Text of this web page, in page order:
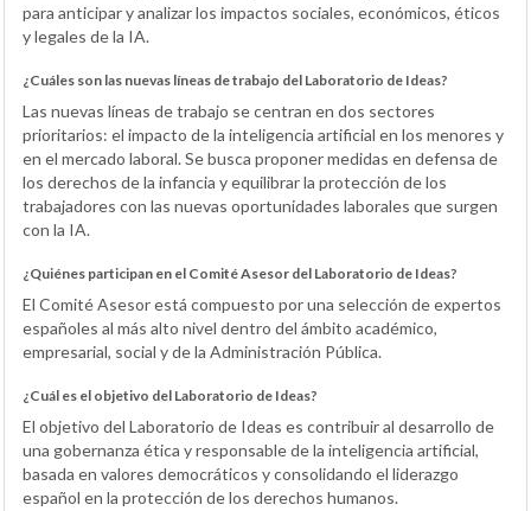
para anticipar y analizar los impactos sociales, económicos, éticos
y legales de la IA.
¿Cuáles son las nuevas líneas de trabajo del Laboratorio de Ideas?
Las nuevas líneas de trabajo se centran en dos sectores
prioritarios: el impacto de la inteligencia artificial en los menores y
en el mercado laboral. Se busca proponer medidas en defensa de
los derechos de la infancia y equilibrar la protección de los
trabajadores con las nuevas oportunidades laborales que surgen
con la IA.
¿Quiénes participan en el Comité Asesor del Laboratorio de Ideas?
El Comité Asesor está compuesto por una selección de expertos
españoles al más alto nivel dentro del ámbito académico,
empresarial, social y de la Administración Pública.
¿Cuál es el objetivo del Laboratorio de Ideas?
El objetivo del Laboratorio de Ideas es contribuir al desarrollo de
una gobernanza ética y responsable de la inteligencia artificial,
basada en valores democráticos y consolidando el liderazgo
español en la protección de los derechos humanos.